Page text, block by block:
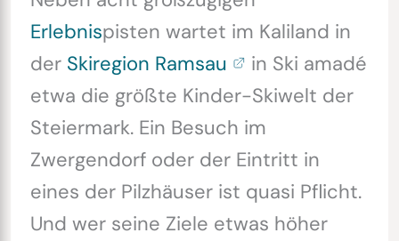
Erlebnispisten wartet im Kaliland in
der Skiregion Ramsau
in Ski amadé
etwa die größte Kinder-Skiwelt der
Steiermark. Ein Besuch im
Zwergendorf oder der Eintritt in
eines der Pilzhäuser ist quasi Pflicht.
Und wer seine Ziele etwas höher